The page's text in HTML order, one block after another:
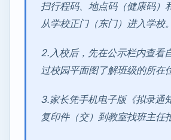
扫行程码、地点码（健康码）
从学校正门（东门）进入学校。
2.入校后，先在公示栏内查看
过校园平面图了解班级的所
3.家长凭手机电子版《拟录通
复印件（交）到教室找班主任